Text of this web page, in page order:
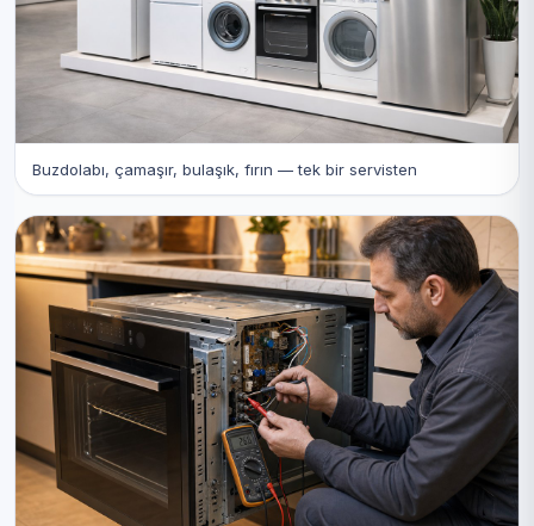
Buzdolabı, çamaşır, bulaşık, fırın — tek bir servisten